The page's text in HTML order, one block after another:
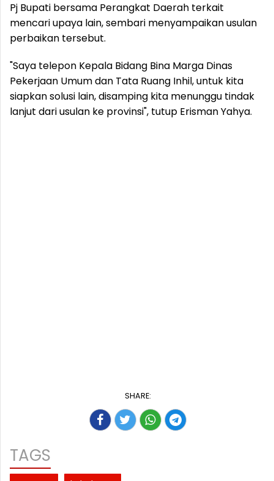
Pj Bupati bersama Perangkat Daerah terkait
mencari upaya lain, sembari menyampaikan usulan
perbaikan tersebut.
"Saya telepon Kepala Bidang Bina Marga Dinas
Pekerjaan Umum dan Tata Ruang Inhil, untuk kita
siapkan solusi lain, disamping kita menunggu tindak
lanjut dari usulan ke provinsi", tutup Erisman Yahya.
SHARE:
TAGS